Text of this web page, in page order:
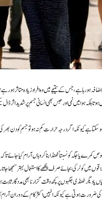
ہو رہا ہے، جس کے نتیجے میں وہ افراد زیادہ متاثر ہو
ہوا میں نمی اور حبس بھی انسانی جسم پر شدید اثر
ہے کیونکہ اگر درجہ حرارت کم نہ ہو تو جسم کو دن
کمرے یا جگہ کو نسبتاً ٹھنڈا بنا کر وہاں آرام کیا جائے
میں کولر کی بجائے صرف پنکھے کا استعمال بہتر سمجھا
دیگر ٹھنڈی جگہوں پر کچھ وقت گزارنا بھی مددگار
ضرورت ہوتی ہے کیونکہ انہیں اکثر کام کے دوران آرام